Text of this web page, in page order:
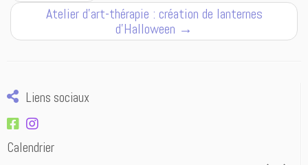
Atelier d’art-thérapie : création de lanternes
d’Halloween →
Liens sociaux
Calendrier